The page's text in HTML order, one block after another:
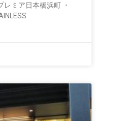
ミア日本橋浜町 ・